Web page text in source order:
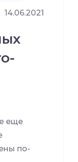
14.06.2021
еще
по-